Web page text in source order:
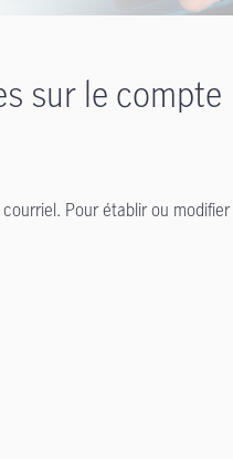
sur le compte
Pour établir ou